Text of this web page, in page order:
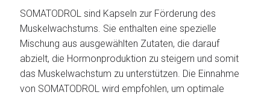
SOMATODROL sind Kapseln zur Förderung des
Muskelwachstums. Sie enthalten eine spezielle
Mischung aus ausgewählten Zutaten, die darauf
abzielt, die Hormonproduktion zu steigern und somit
das Muskelwachstum zu unterstützen. Die Einnahme
von SOMATODROL wird empfohlen, um optimale